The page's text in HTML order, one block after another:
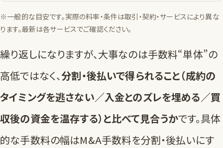
※一般的な目安です。実際の料率・条件は取引・契約・サービスにより異な
ります。最新は各サービスでご確認ください。
繰り返しになりますが、大事なのは手数料“単体”の
高低ではなく、分割・後払いで得られること（成約の
タイミングを逃さない／入金とのズレを埋める／買
収後の資金を温存する）と比べて見合うかです。具体
的な手数料の幅はM&A手数料を分割・後払いにす